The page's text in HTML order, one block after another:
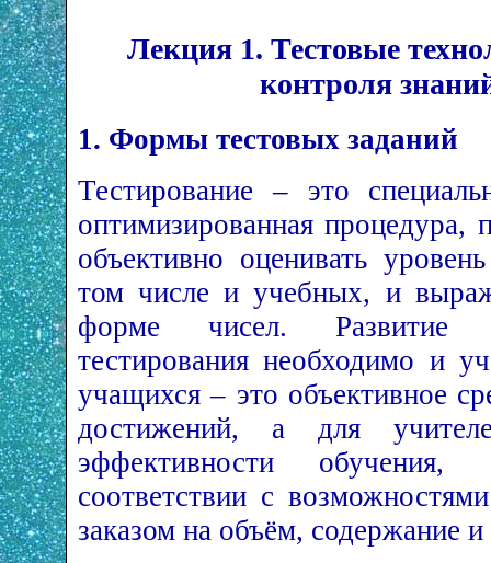
Лекция 1. Тестовые
контроля
1. Формы тестовых заданий
Тестирование – это
оптимизированная процедура,
объективно оценивать
том числе и учебных, и
форме чисел. Развитие
тестирования необходимо и
учащихся – это объективное
достижений, а для
эффективности
соответствии с
заказом на объём, содержание и